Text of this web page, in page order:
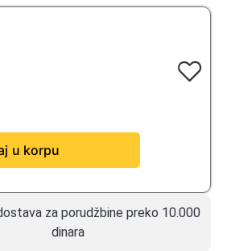
u korpu
za porudžbine preko 10.000
dinara